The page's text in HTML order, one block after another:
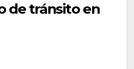
de tránsito en